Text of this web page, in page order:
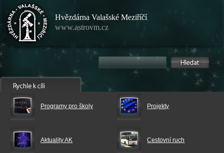
Hvězdárna Valašské Meziříčí
www.astrovm.cz
Programy pro školy Projekty
Aktuality AK Cestovní ruch